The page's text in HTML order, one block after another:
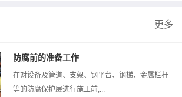
更多
防腐前的准备工作
在对设备及管道、支架、钢平台、钢梯、金属栏杆
等的防腐保护层进行施工前,...